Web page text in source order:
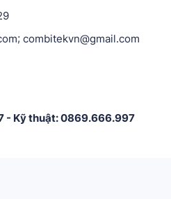
; combitekvn@gmail.com
- Kỹ thuật: 0869.666.997